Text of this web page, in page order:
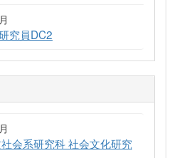
究員DC2
会系研究科 社会文化研究